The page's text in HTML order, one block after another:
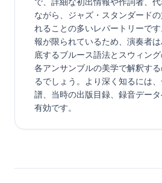
ながら、ジャズ・スタンダード
れることの多いレパートリーで
報が限られているため、演奏者
底するブルース語法とスウィング
各アンサンブルの美学で解釈す
るでしょう。より深く知るには
譜、当時の出版目録、録音デー
有効です。